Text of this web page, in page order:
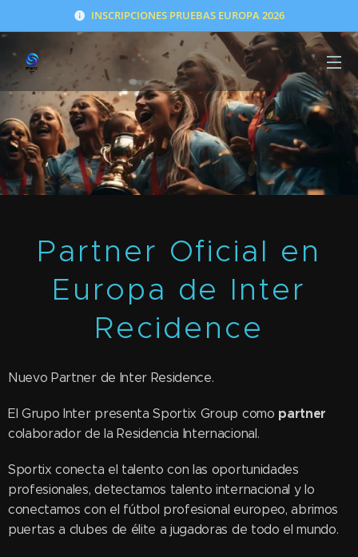
INSCRIPCIONES PRUEBAS EUROPA 2026
Partner Oficial en
Europa de Inter
Recidence
Nuevo Partner de Inter Residence.
El Grupo Inter presenta Sportix Group como partner
colaborador de la Residencia Internacional.
Sportix conecta el talento con las oportunidades
profesionales, detectamos talento internacional y lo
conectamos con el fútbol profesional europeo, abrimos
puertas a clubes de élite a jugadoras de todo el mundo.